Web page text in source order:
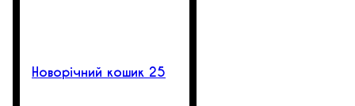
Новорічний кошик 25